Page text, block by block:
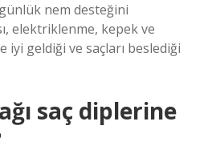
nem desteğini
elektriklenme, kepek ve
geldiği ve saçları beslediği
saç diplerine